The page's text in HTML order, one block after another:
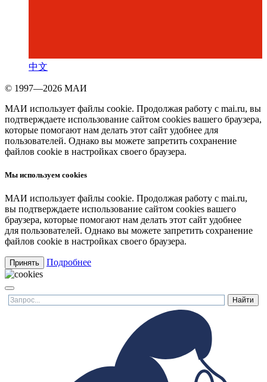
中文
© 1997—2026 МАИ
МАИ использует файлы cookie. Продолжая работу с mai.ru, вы
подтверждаете использование сайтом cookies вашего браузера,
которые помогают нам делать этот сайт удобнее для
пользователей. Однако вы можете запретить сохранение
файлов cookie в настройках своего браузера.
Мы используем cookies
МАИ использует файлы cookie. Продолжая работу с mai.ru,
вы подтверждаете использование сайтом cookies вашего
браузера, которые помогают нам делать этот сайт удобнее
для пользователей. Однако вы можете запретить сохранение
файлов cookie в настройках своего браузера.
Принять Подробнее